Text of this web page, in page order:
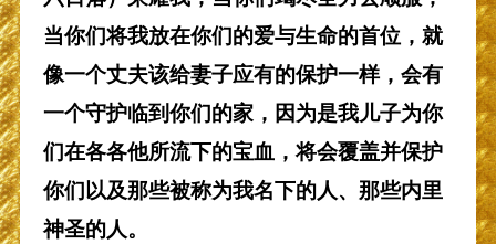
当你们将我放在你们的爱与生命的首位，就
像一个丈夫该给妻子应有的保护一样，会有
一个守护临到你们的家，因为是我儿子为你
们在各各他所流下的宝血，将会覆盖并保护
你们以及那些被称为我名下的人、那些内里
神圣的人。